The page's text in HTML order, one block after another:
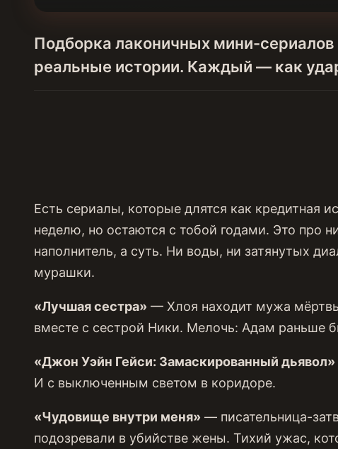
Подборка лаконичных мини-
реальные истории. Каждый — как
Есть сериалы, которые длятся как кредитная
неделю, но остаются с тобой годами. Это про
наполнитель, а суть. Ни воды, ни затянутых
мурашки.
«Лучшая сестра» — Хлоя находит мужа
вместе с сестрой Ники. Мелочь: Адам раньше
«Джон Уэйн Гейси: Замаскированный дьявол»
И с выключенным светом в коридоре.
«Чудовище внутри меня» — писательница-
подозревали в убийстве жены. Тихий ужас,